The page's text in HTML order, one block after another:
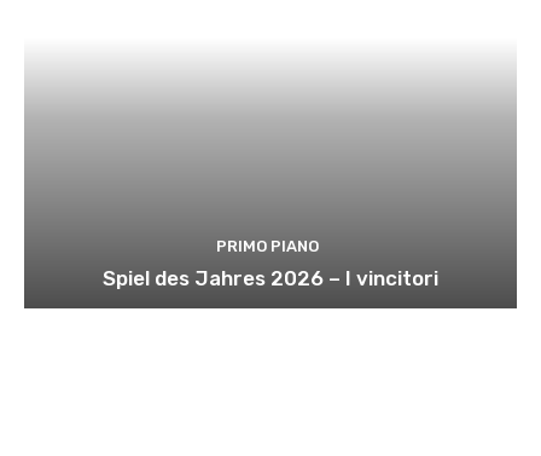
PRIMO PIANO
Spiel des Jahres 2026 – I vincitori